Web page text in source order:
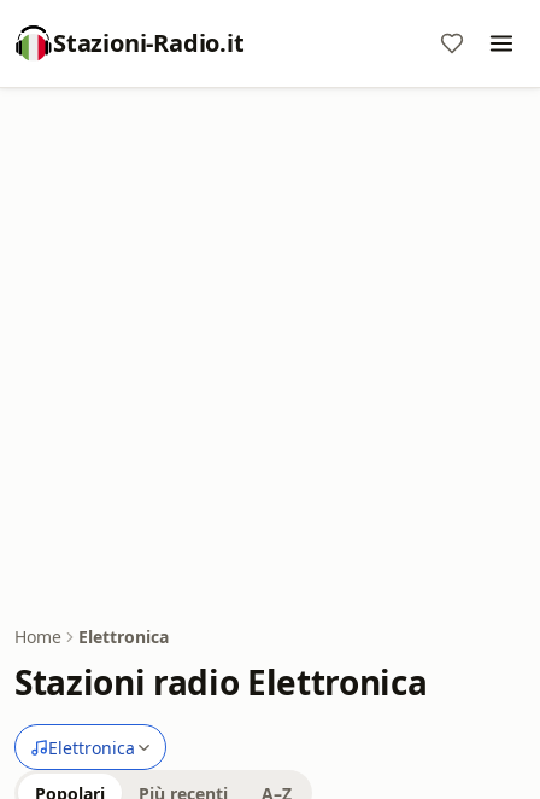
Stazioni-Radio.it
Home Elettronica
Stazioni radio Elettronica
Elettronica
Popolari Più recenti A–Z